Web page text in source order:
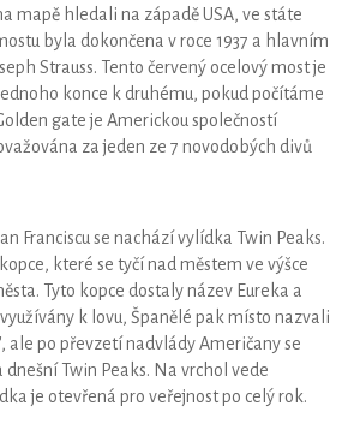
mapě hledali na západě USA, ve státe
byla dokončena v roce 1937 a hlavním
Strauss. Tento červený ocelový most je
konce k druhému, pokud počítáme
gate je Americkou společností
za jeden ze 7 novodobých divů
Franciscu se nachází vylídka Twin Peaks.
které se tyčí nad městem ve výšce
Tyto kopce dostaly název Eureka a
k lovu, Španělé pak místo nazvali
ale po převzetí nadvlády Američany se
Twin Peaks. Na vrchol vede
je otevřená pro veřejnost po celý rok.